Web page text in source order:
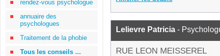
rendez-vous psychologue
annuaire des
psychologues
Traitement de la phobie
Tous les conseils ...
Lelievre Patricia -
RUE LEON MEISSEREL